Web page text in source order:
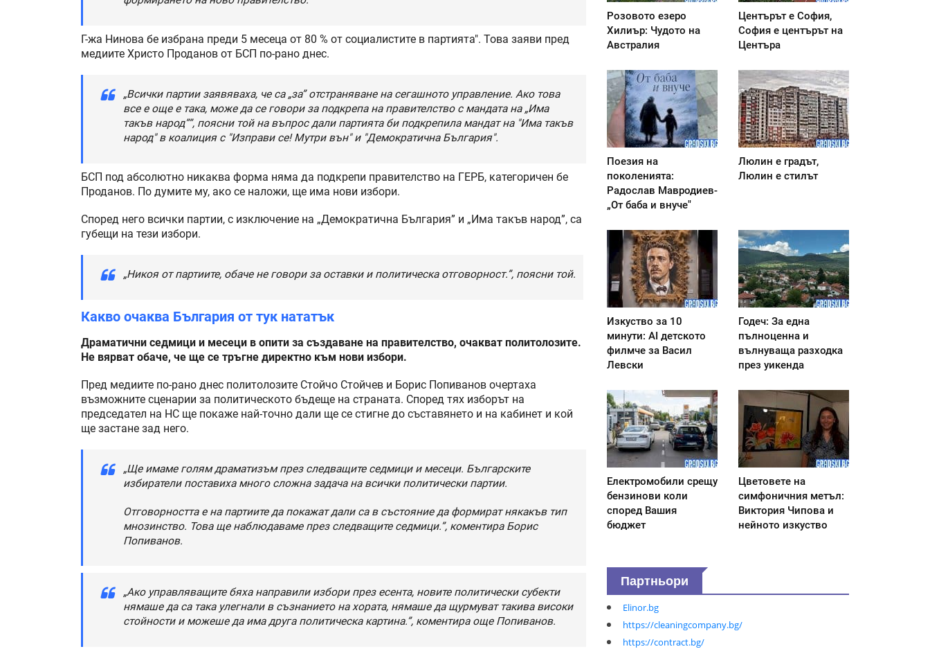
Г-жа Нинова бе избрана преди 5 месеца от 80 % от социалистите в партията". Това заяви пред
медиите Христо Проданов от БСП по-рано днес.
„Всички партии заявяваха, че са „за” отстраняване на сегашното управление. Ако това
все е още е така, може да се говори за подкрепа на правителство с мандата на „Има
такъв народ””, поясни той на въпрос дали партията би подкрепила мандат на "Има такъв
народ" в коалиция с "Изправи се! Мутри вън" и "Демократична България".
БСП под абсолютно никаква форма няма да подкрепи правителство на ГЕРБ, категоричен бе
Проданов. По думите му, ако се наложи, ще има нови избори.
Според него всички партии, с изключение на „Демократична България” и „Има такъв народ”, са
губещи на тези избори.
„Никоя от партиите, обаче не говори за оставки и политическа отговорност.”, поясни той.
Какво очаква България от тук нататък
Драматични седмици и месеци в опити за създаване на правителство, очакват политолозите.
Не вярват обаче, че ще се тръгне директно към нови избори.
Пред медиите по-рано днес политолозите Стойчо Стойчев и Борис Попиванов очертаха
възможните сценарии за политическото бъдеще на страната. Според тях изборът на
председател на НС ще покаже най-точно дали ще се стигне до съставянето и на кабинет и кой
ще застане зад него.
„Ще имаме голям драматизъм през следващите седмици и месеци. Българските
избиратели поставиха много сложна задача на всички политически партии.
Отговорността е на партиите да покажат дали са в състояние да формират някакъв тип
мнозинство. Това ще наблюдаваме през следващите седмици.”, коментира Борис
Попиванов.
„Ако управляващите бяха направили избори през есента, новите политически субекти
нямаше да са така улегнали в съзнанието на хората, нямаше да щурмуват такива високи
стойности и можеше да има друга политическа картина.”, коментира още Попиванов.
Розовото езеро
Хилиър: Чудото на
Австралия
Центърът е София,
София е центърът на
Центъра
Поезия на
поколенията:
Радослав Мавродиев-
„От баба и внуче"
Люлин е градът,
Люлин е стилът
Изкуство за 10
минути: AI детското
филмче за Васил
Левски
Годеч: За една
пълноценна и
вълнуваща разходка
през уикенда
Електромобили срещу
бензинови коли
според Вашия
бюджет
Цветовете на
симфоничния метъл:
Виктория Чипова и
нейното изкуство
Партньори
Elinor.bg
https://cleaningcompany.bg/
https://contract.bg/